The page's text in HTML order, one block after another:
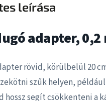
leírása
adapter, 0,2
rövid, körülbelül 20
szűk helyen,
hossz segít csökkenteni a